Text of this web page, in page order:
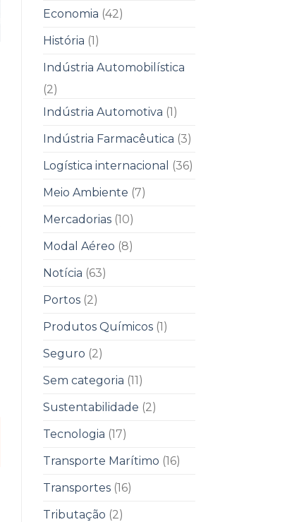
Economia (42)
História (1)
Indústria Automobilística
(2)
Indústria Automotiva (1)
Indústria Farmacêutica (3)
Logística internacional
(36)
Meio Ambiente (7)
Mercadorias(10)
Modal Aéreo (8)
Notícia (63)
Portos(2)
Produtos Químicos(1)
Seguro (2)
Sem categoria (11)
Sustentabilidade (2)
Tecnologia (17)
Transporte Marítimo (16)
Transportes(16)
Tributação (2)